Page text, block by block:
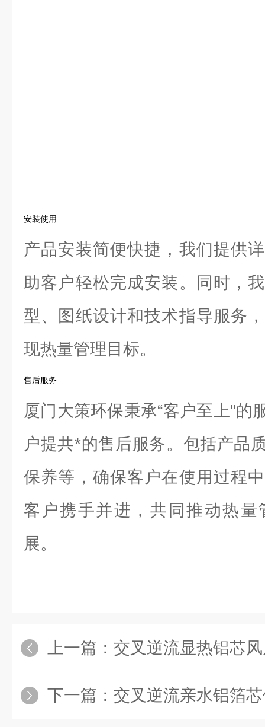
安装使用
产品安装简便快捷，我们提供
助客户轻松完成安装。同时，
型、图纸设计和技术指导服务
现热量管理目标。
售后服务
厦门大策环保秉承“客户至上"的
户提共*的售后服务。包括产品
保养等，确保客户在使用过程
客户携手并进，共同推动热
展。
上一篇： 交叉逆流显热铝芯
下一篇： 交叉逆流亲水铝箔